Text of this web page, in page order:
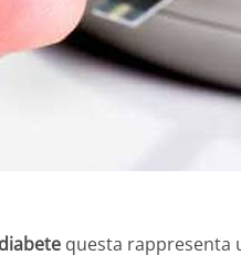
diabete questa rappresenta